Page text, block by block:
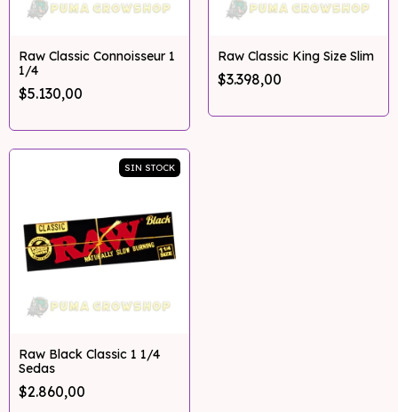
Raw Classic Connoisseur 1
1/4
$5.130,00
Raw Classic King Size Slim
$3.398,00
SIN STOCK
Raw Black Classic 1 1/4
Sedas
$2.860,00